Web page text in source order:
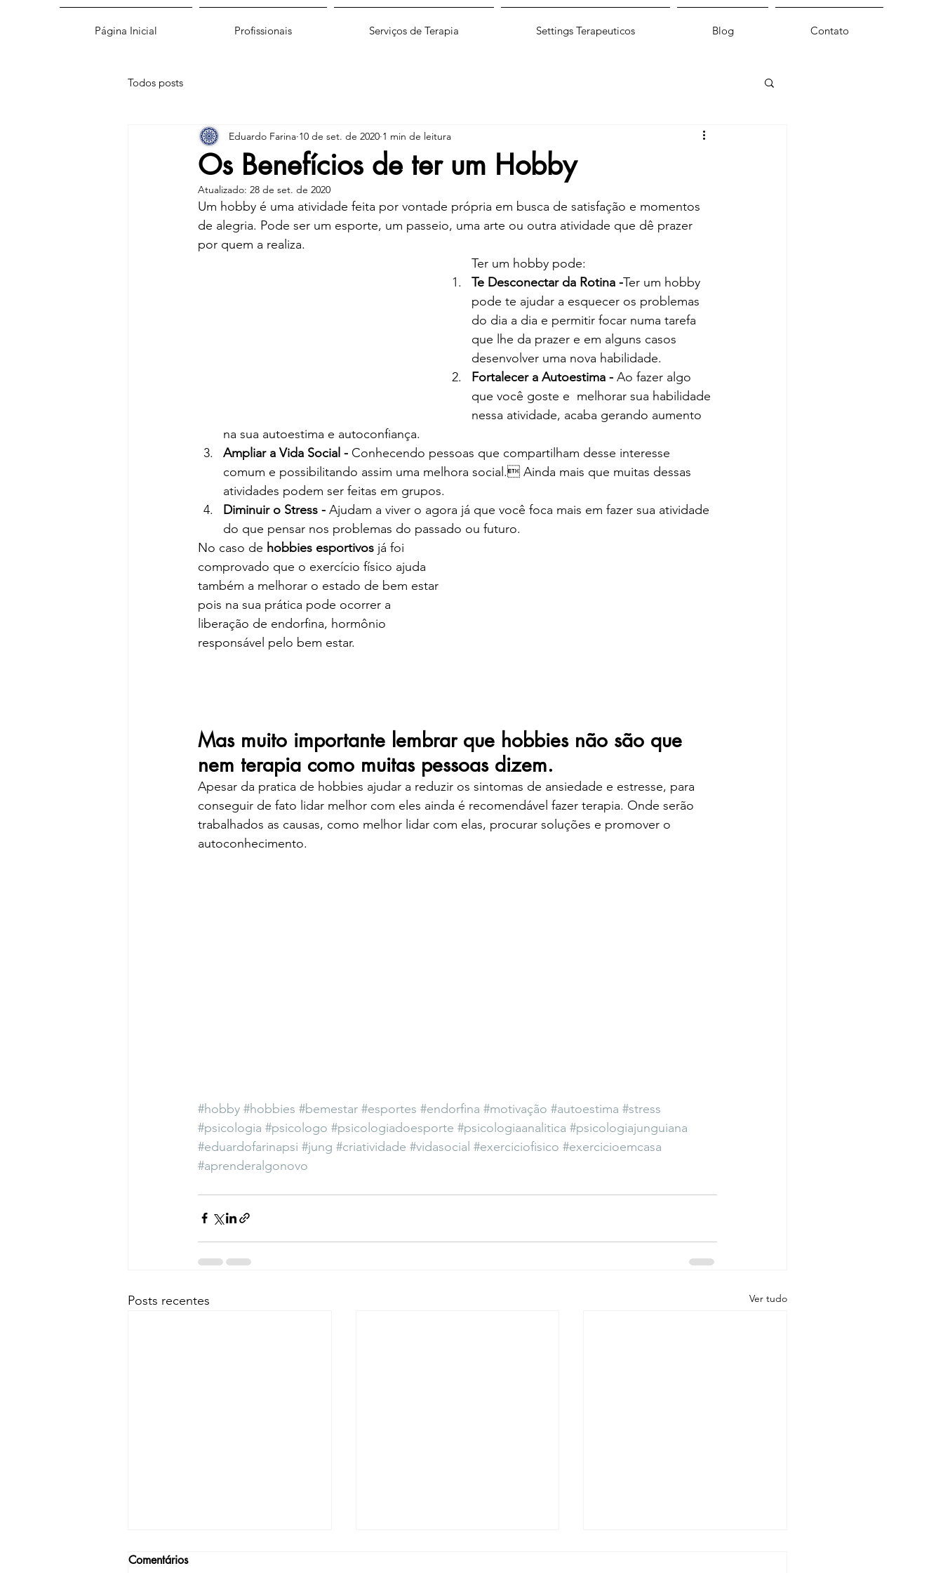
Página Inicial Profissionais Serviços de Terapia Settings Terapeuticos Blog Contato
Todos posts
Os Benefícios de ter um Hobby
Eduardo Farina 10 de set. de 2020 1 min de leitura
Atualizado: 28 de set. de 2020
Um hobby é uma atividade feita por vontade própria em busca de satisfação e momentos
de alegria. Pode ser um esporte, um passeio, uma arte ou outra atividade que dê prazer
por quem a realiza.
Ter um hobby pode:
Te Desconectar da Rotina -Ter um hobby
pode te ajudar a esquecer os problemas
do dia a dia e permitir focar numa tarefa
que lhe da prazer e em alguns casos
desenvolver uma nova habilidade.
Fortalecer a Autoestima - Ao fazer algo
que você goste e  melhorar sua habilidade
nessa atividade, acaba gerando aumento
na sua autoestima e autoconfiança.
Ampliar a Vida Social - Conhecendo pessoas que compartilham desse interesse
comum e possibilitando assim uma melhora social. Ainda mais que muitas dessas
atividades podem ser feitas em grupos.
Diminuir o Stress - Ajudam a viver o agora já que você foca mais em fazer sua atividade
do que pensar nos problemas do passado ou futuro.
No caso de hobbies esportivos já foi
comprovado que o exercício físico ajuda
também a melhorar o estado de bem estar
pois na sua prática pode ocorrer a
liberação de endorfina, hormônio
responsável pelo bem estar.
Mas muito importante lembrar que hobbies não são que
nem terapia como muitas pessoas dizem.
Apesar da pratica de hobbies ajudar a reduzir os sintomas de ansiedade e estresse, para
conseguir de fato lidar melhor com eles ainda é recomendável fazer terapia. Onde serão
trabalhados as causas, como melhor lidar com elas, procurar soluções e promover o
autoconhecimento.
#hobby #hobbies #bemestar #esportes #endorfina #motivação #autoestima #stress
#psicologia #psicologo #psicologiadoesporte #psicologiaanalitica #psicologiajunguiana
#eduardofarinapsi #jung #criatividade #vidasocial #exerciciofisico #exercicioemcasa
#aprenderalgonovo
Posts recentes Ver tudo
Comentários